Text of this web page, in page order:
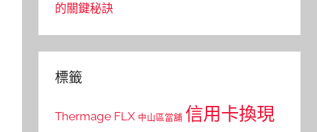
的關鍵秘訣
標籤
Thermage FLX 中山區當舖 信用卡換現